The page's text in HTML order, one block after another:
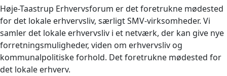
Høje-Taastrup Erhvervsforum er det foretrukne mødested
for det lokale erhvervsliv, særligt SMV-virksomheder. Vi
samler det lokale erhvervsliv i et netværk, der kan give nye
forretningsmuligheder, viden om erhvervsliv og
kommunalpolitiske forhold. Det foretrukne mødested for
det lokale erhverv.